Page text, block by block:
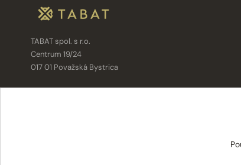
TABAT spol. s r.o.
Centrum 19/24
017 01 Považská Bystrica